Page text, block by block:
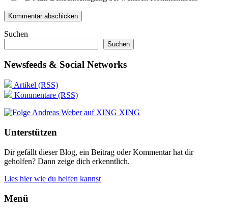
Suchen
Suchen
Newsfeeds & Social Networks
Artikel (RSS)
Kommentare (RSS)
XING
Unterstützen
Dir gefällt dieser Blog, ein Beitrag oder Kommentar hat dir
geholfen? Dann zeige dich erkenntlich.
Lies hier wie du helfen kannst
Menü